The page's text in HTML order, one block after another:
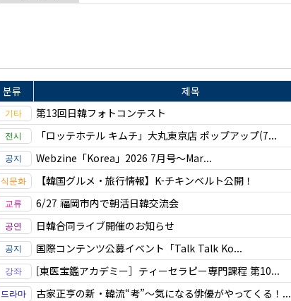
분류 제목
第13回日韓フォトコンテスト
「ロッテホテル キムチ」大丸東京店 ポップアップ(7...
Webzine「Korea」2026 7月号～Mar...
【韓国グルメ・旅行情報】K-チキンベルト公開！
6/27 福岡市内で朝活日韓交流会
日韓合同ライブ開催のお知らせ
国際コンテンツ公募イベント「Talk Talk Ko...
[東医宝鑑アカデミー］ティーセラピー専門課程 第10...
古家正亨の新・韓流“考”～気になる俳優がやってくる！...